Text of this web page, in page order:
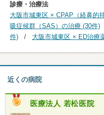
診療・治療法
大阪市城東区 × CPAP（経鼻的
吸症候群（SAS）の治療 (30件)
件)
大阪市城東区 × ED治療
近くの病院
医療法人 若松医院